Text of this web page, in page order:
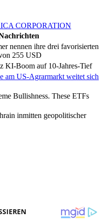
CORPORATION
nennen ihre drei favorisierten
255 USD
KI-Boom auf 10-Jahres-Tief
am US-Agrarmarkt weitet sich
Bullishness. These ETFs
inmitten geopolitischer